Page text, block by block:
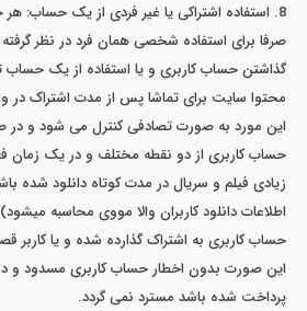
8. استفاده اشتراکی یا غیر فردی از یک حساب:
صرفا برای استفاده شخصی همان فرد در نظر
گذاشتن حساب کاربری و یا استفاده از یک حساب
محتوا سایت برای تماشا پس از مدت اشتراک در
این مورد به صورت تصادفی کنترل می شود و
حساب کاربری از دو نقطه مختلف و در یک زمان
زیادی فیلم و سریال در مدت کوتاه دانلود شده
اطلاعات دانلود کاربران والا مووی محاسبه
حساب کاربری به اشتراک گذارده شده و یا کاربر
این صورت بدون اخطار حساب کاربری مسدود و
پرداخت شده باشد مسترد نمی گردد.